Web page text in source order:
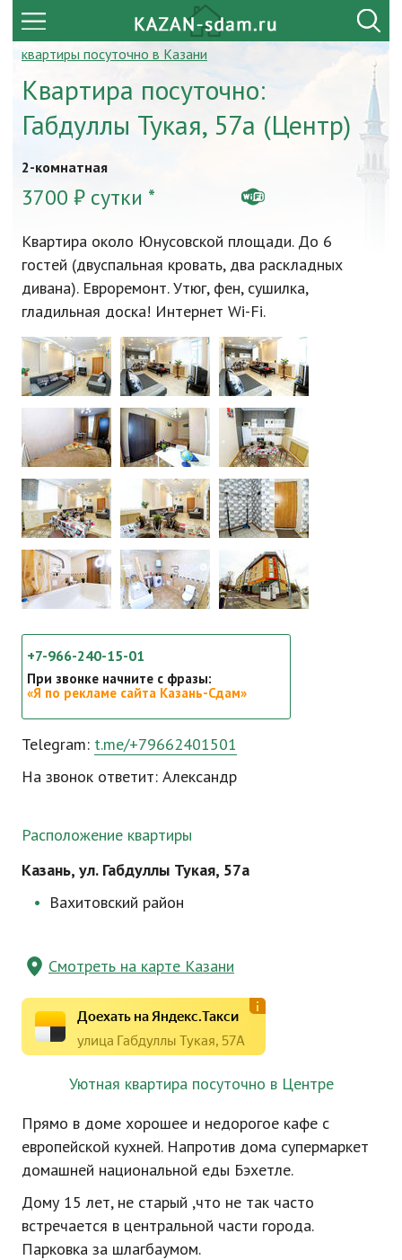
квартиры посуточно в Казани
Квартира посуточно:
Габдуллы Тукая, 57а (Центр)
2-комнатная
3700 ₽ сутки *
Квартира около Юнусовской площади. До 6
гостей (двуспальная кровать, два раскладных
дивана). Евроремонт. Утюг, фен, сушилка,
гладильная доска! Интернет Wi-Fi.
+7-966-240-15-01
При звонке начните с фразы:
«Я по рекламе сайта Казань-Сдам»
Telegram: t.me/+79662401501
На звонок ответит: Александр
Расположение квартиры
Казань, ул. Габдуллы Тукая, 57а
Вахитовский район
Смотреть на карте Казани
Доехать на Яндекс.Такси
улица Габдуллы Тукая, 57А
Уютная квартира посуточно в Центре
Прямо в доме хорошее и недорогое кафе с
европейской кухней. Напротив дома супермаркет
домашней национальной еды Бэхетле.
Дому 15 лет, не старый ,что не так часто
встречается в центральной части города.
Парковка за шлагбаумом.